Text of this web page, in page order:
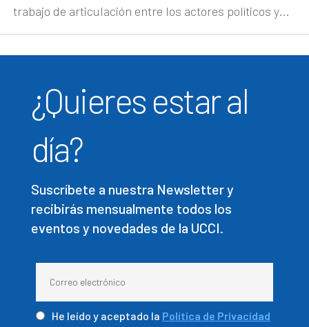
trabajo de articulación entre los actores políticos y...
¿Quieres estar al
día?
Suscríbete a nuestra Newsletter y
recibirás mensualmente todos los
eventos y novedades de la UCCI.
He leído y aceptado la Política de Privacidad